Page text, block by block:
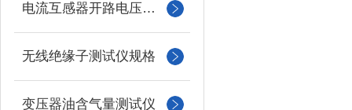
电流互感器开路电压测试仪
无线绝缘子测试仪规格
变压器油含气量测试仪